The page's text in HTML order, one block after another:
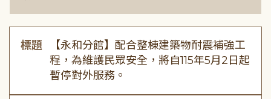
標題
【永和分館】配合整棟建築物耐震補強工
程，為維護民眾安全，將自115年5月2日起
暫停對外服務。